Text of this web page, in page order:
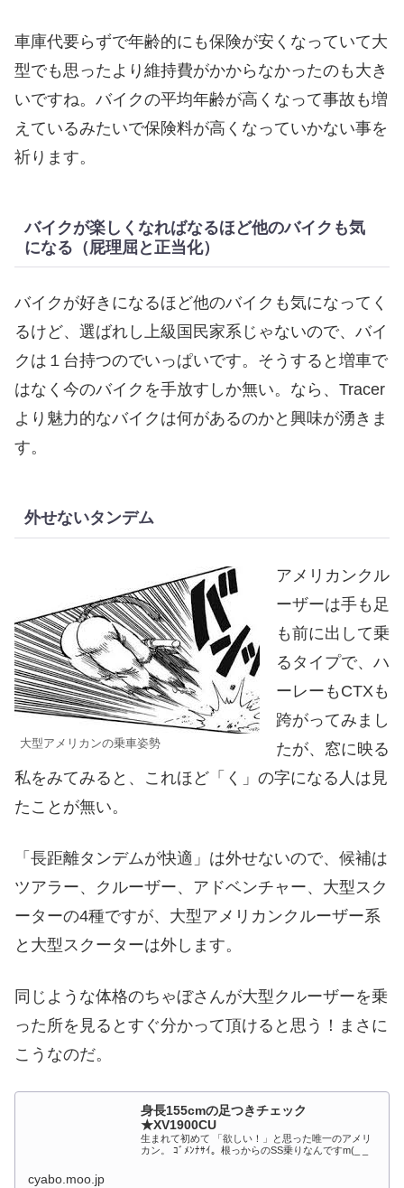
車庫代要らずで年齢的にも保険が安くなっていて大
型でも思ったより維持費がかからなかったのも大き
いですね。バイクの平均年齢が高くなって事故も増
えているみたいで保険料が高くなっていかない事を
祈ります。
バイクが楽しくなればなるほど他のバイクも気
になる（屁理屈と正当化）
バイクが好きになるほど他のバイクも気になってく
るけど、選ばれし上級国民家系じゃないので、バイ
クは１台持つのでいっぱいです。そうすると増車で
はなく今のバイクを手放すしか無い。なら、Tracer
より魅力的なバイクは何があるのかと興味が湧きま
す。
外せないタンデム
大型アメリカンの乗車姿勢
アメリカンクル
ーザーは手も足
も前に出して乗
るタイプで、ハ
ーレーもCTXも
跨がってみまし
たが、窓に映る
私をみてみると、これほど「く」の字になる人は見
たことが無い。
「長距離タンデムが快適」は外せないので、候補は
ツアラー、クルーザー、アドベンチャー、大型スク
ーターの4種ですが、大型アメリカンクルーザー系
と大型スクーターは外します。
同じような体格のちゃぼさんが大型クルーザーを乗
った所を見るとすぐ分かって頂けると思う！まさに
こうなのだ。
身長155cmの足つきチェック
★XV1900CU
生まれて初めて 「欲しい！」と思った唯一のアメリ
カン。 ｺﾞﾒﾝﾅｻｲ。根っからのSS乗りなんですm(_ _
cyabo.moo.jp